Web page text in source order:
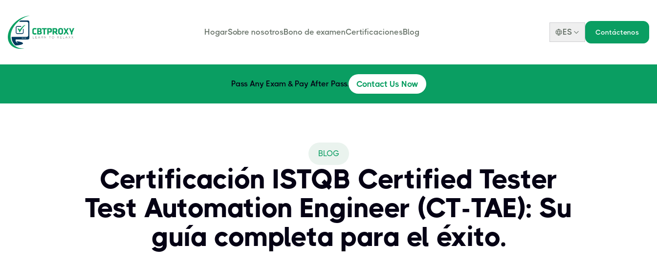
HogarSobre nosotrosBono de examenCertificacionesBlog ES Contáctenos
Pass Any Exam & Pay After Pass. Contact Us Now
BLOG
Certificación ISTQB Certified Tester
Test Automation Engineer (CT-TAE): Su
guía completa para el éxito.